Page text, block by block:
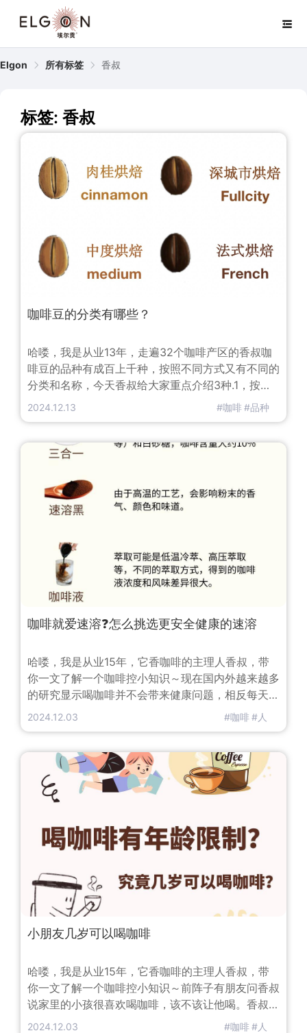
Elgon 所有标签 香叔
标签: 香叔
咖啡豆的分类有哪些？
哈喽，我是从业13年，走遍32个咖啡产区的香叔咖
啡豆的品种有成百上千种，按照不同方式又有不同的
分类和名称，今天香叔给大家重点介绍3种.1，按照
烘焙度来分，大家常听到的可能是浅度、中度、深
色而得名，酸味较强，适合单品咖啡中度烘焙：外观
棕色，酸苦均衡，一般用于拼配
2024.12.13 #咖啡#品种
咖啡就爱速溶❓怎么挑选更安全健康的速溶
哈喽，我是从业15年，它香咖啡的主理人香叔，带
你一文了解一个咖啡控小知识～现在国内外越来越多
的研究显示喝咖啡并不会带来健康问题，相反每天一
定量的黑咖啡还有很多好处。香叔之前的文章有详细
饮品而不是咖啡味儿的饮料。而且香叔一般建议纯黑
咖，或者黑咖加牛奶而成的拿铁，尽量不要加糖。根
据调查，目前国内的咖啡消费市场速
2024.12.03 #咖啡#人
小朋友几岁可以喝咖啡
哈喽，我是从业15年，它香咖啡的主理人香叔，带
你一文了解一个咖啡控小知识～前阵子有朋友问香叔
说家里的小孩很喜欢喝咖啡，该不该让他喝。香叔记
得评论区也有朋友问过这个问题所以今天就做个笔记
2024.12.03 #咖啡#人